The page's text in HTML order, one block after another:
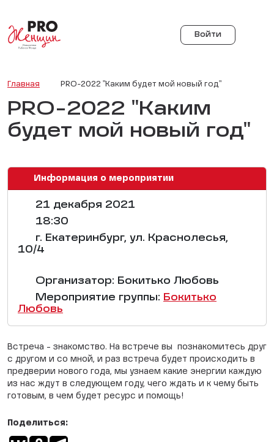
Войти
Главная PRO-2022 "Каким будет мой новый год"
PRO-2022 "Каким
будет мой новый год"
Информация о мероприятии
21 декабря 2021
18:30
г. Екатеринбург, ул. Краснолесья,
10/4
Организатор: Бокитько Любовь
Мероприятие группы: Бокитько
Любовь
Встреча - знакомство. На встрече вы познакомитесь друг
с другом и со мной, и раз встреча будет происходить в
предверии нового года, мы узнаем какие энергии каждую
из нас ждут в следующем году, чего ждать и к чему быть
готовым, в чем будет ресурс и помощь!
Поделиться: